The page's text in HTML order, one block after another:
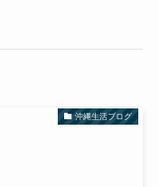
沖縄生活ブログ